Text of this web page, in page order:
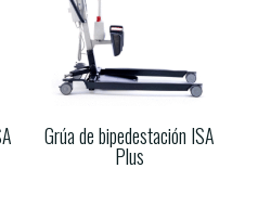
Grúa de bipedestación ISA
Plus